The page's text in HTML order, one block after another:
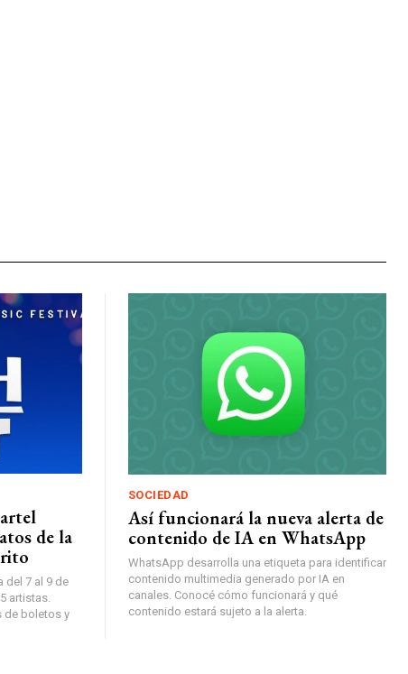
de la
del 7 al 9 de
artistas.
de boletos y
SOCIEDAD
Así funcionará la nueva alerta de
contenido de IA en WhatsApp
WhatsApp desarrolla una etiqueta para identificar
contenido multimedia generado por IA en
canales. Conocé cómo funcionará y qué
contenido estará sujeto a la alerta.